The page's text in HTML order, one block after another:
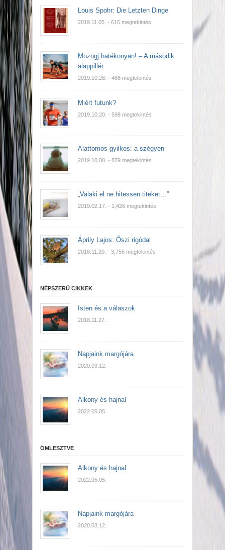
Louis Spohr: Die Letzten Dinge
2019.11.05. - 616 megtekintés
Mozogj hatékonyan! – A második
alappillér
2019.10.28. - 468 megtekintés
Miért futunk?
2019.10.20. - 598 megtekintés
Alattomos gyilkos: a szégyen
2019.10.08. - 879 megtekintés
„Valaki el ne hitessen titeket…”
2019.02.17. - 1,426 megtekintés
Áprily Lajos: Őszi rigódal
2018.11.20. - 3,755 megtekintés
NÉPSZERŰ CIKKEK
Isten és a válaszok
2018.11.27.
Napjaink margójára
2020.03.12.
Alkony és hajnal
2022.05.05.
ÖMLESZTVE
Alkony és hajnal
2022.05.05.
Napjaink margójára
2020.03.12.